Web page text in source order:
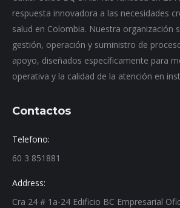
respuesta innovadora a las necesidades
salud en Colombia. Nuestra organización
gestión, operación y suministro de
apoyo, diseñados específicamente para
operativa y la calidad de la atención en
Contactos
Telefono:
60 3 851881
Address:
Cra 24 # 1a-24 Edificio BC Empresarial